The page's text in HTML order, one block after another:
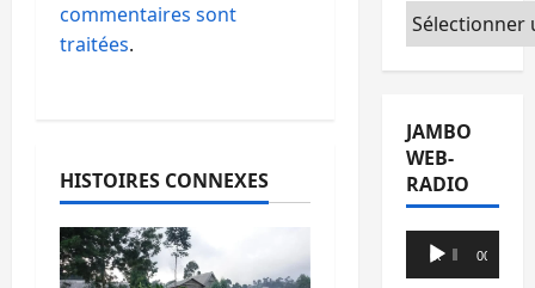
commentaires sont
traitées.
HISTOIRES CONNEXES
Catégories
JAMBO
WEB-
RADIO
Lecteur
audio
00:00 00:00